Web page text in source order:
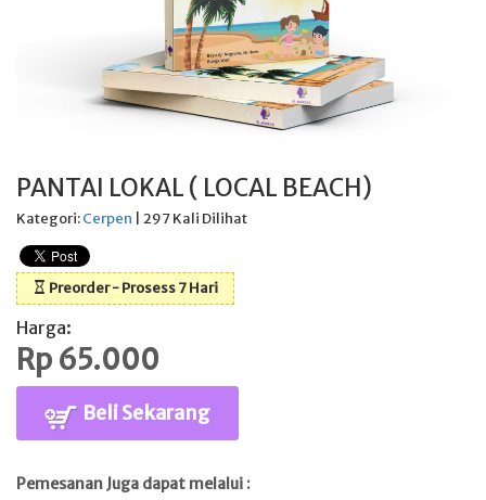
PANTAI LOKAL ( LOCAL BEACH)
Kategori:Cerpen | 297 Kali Dilihat
Preorder - Prosess 7 Hari
Harga:
Rp 65.000
Beli Sekarang
Pemesanan Juga dapat melalui :